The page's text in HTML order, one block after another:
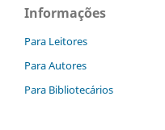
Informações
Para Leitores
Para Autores
Para Bibliotecários